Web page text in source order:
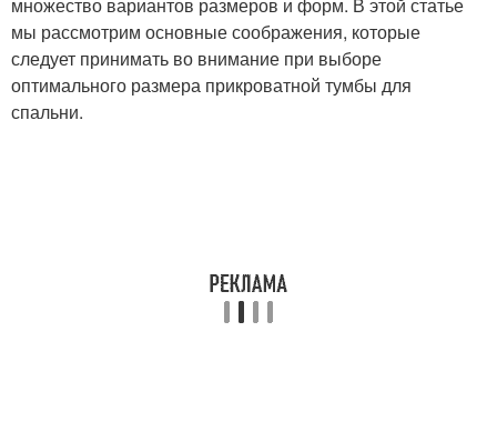
мы рассмотрим основные соображения, которые
следует принимать во внимание при выборе
оптимального размера прикроватной тумбы для
спальни.